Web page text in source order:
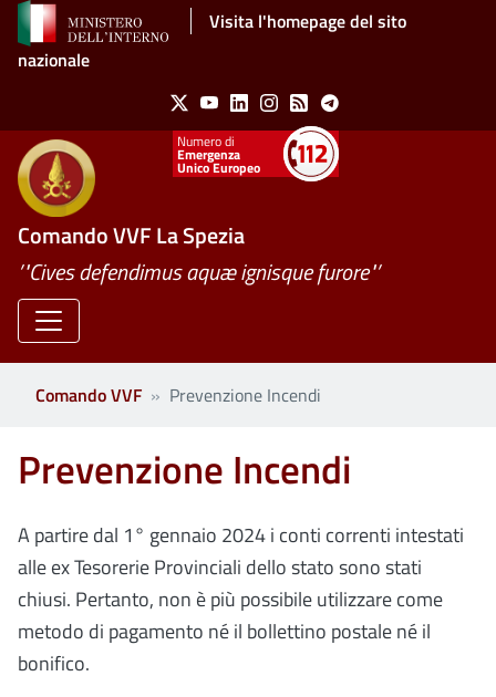
Salta al contenuto principaleVisita l'homepage del sito
nazionale
Social Menu
X YoutubeLinkedinInstagram
Feed Telegram
Emergenza
Unico Europeo
Comando VVF La Spezia
’"Cives defendimus aquæ ignisque furore"’
Comando VVF Prevenzione Incendi
Prevenzione Incendi
A partire dal 1° gennaio 2024 i conti correnti intestati
alle ex Tesorerie Provinciali dello stato sono stati
chiusi. Pertanto, non è più possibile utilizzare come
metodo di pagamento né il bollettino postale né il
bonifico.